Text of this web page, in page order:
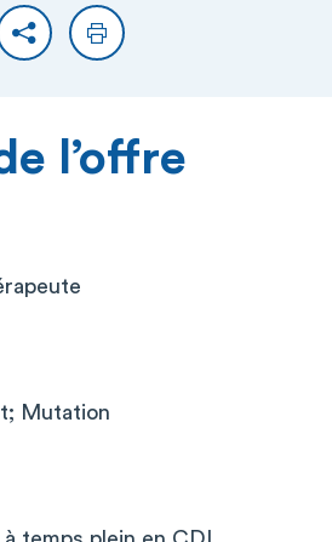
PartagerImprimer
l’offre
Mutation